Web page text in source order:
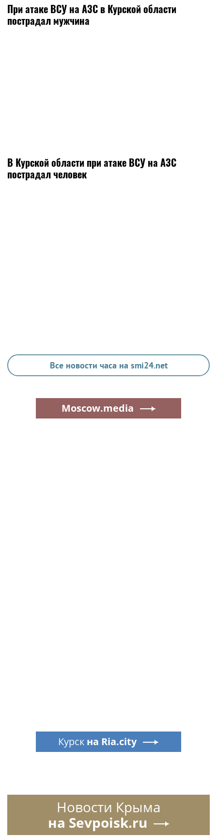
При атаке ВСУ на АЗС в Курской области
пострадал мужчина
В Курской области при атаке ВСУ на АЗС
пострадал человек
Все новости часа на smi24.net
Moscow.media
Курск на Ria.city
Новости Крыма
на Sevpoisk.ru